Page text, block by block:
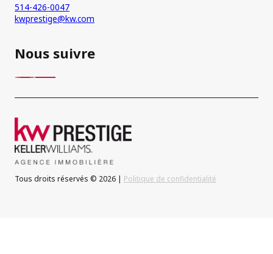
514-426-0047
kwprestige@kw.com
Nous suivre
Tous droits réservés © 2026 | Politique de confidentialité